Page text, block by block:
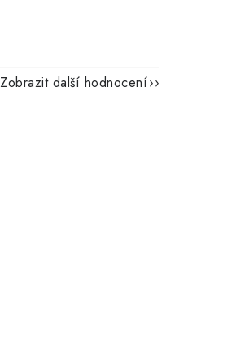
Zobrazit další hodnocení